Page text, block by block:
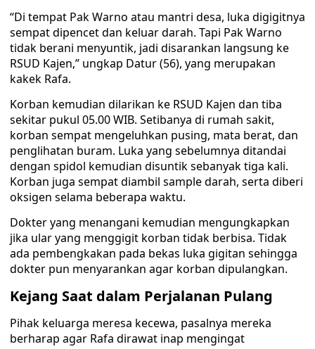
“Di tempat Pak Warno atau mantri desa, luka digigitnya
sempat dipencet dan keluar darah. Tapi Pak Warno
tidak berani menyuntik, jadi disarankan langsung ke
RSUD Kajen,” ungkap Datur (56), yang merupakan
kakek Rafa.
Korban kemudian dilarikan ke RSUD Kajen dan tiba
sekitar pukul 05.00 WIB. Setibanya di rumah sakit,
korban sempat mengeluhkan pusing, mata berat, dan
penglihatan buram. Luka yang sebelumnya ditandai
dengan spidol kemudian disuntik sebanyak tiga kali.
Korban juga sempat diambil sample darah, serta diberi
oksigen selama beberapa waktu.
Dokter yang menangani kemudian mengungkapkan
jika ular yang menggigit korban tidak berbisa. Tidak
ada pembengkakan pada bekas luka gigitan sehingga
dokter pun menyarankan agar korban dipulangkan.
Kejang Saat dalam Perjalanan Pulang
Pihak keluarga meresa kecewa, pasalnya mereka
berharap agar Rafa dirawat inap mengingat